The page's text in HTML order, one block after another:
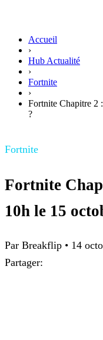
Accueil
›
Hub Actualité
›
Fortnite
›
Fortnite Chapitre 2
?
Fortnite
Fortnite
10h le 15
Par Breakflip • 14
Partager: